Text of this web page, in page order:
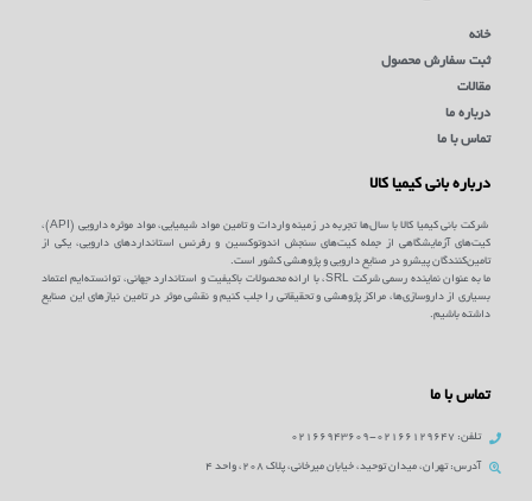
خانه
ثبت سفارش محصول
مقالات
درباره ما
تماس با ما
درباره بانی کیمیا کالا
شرکت بانی کیمیا کالا با سال‌ها تجربه در زمینه واردات و تامین مواد شیمیایی، مواد موثره دارویی (API)،
کیت‌های آزمایشگاهی از جمله کیت‌های سنجش اندوتوکسین و رفرنس استانداردهای دارویی، یکی از
تامین‌کنندگان پیشرو در صنایع دارویی و پژوهشی کشور است.
ما به عنوان نماینده رسمی شرکت SRL، با ارائه محصولات باکیفیت و استاندارد جهانی، توانسته‌ایم اعتماد
بسیاری از داروسازی‌ها، مراکز پژوهشی و تحقیقاتی را جلب کنیم و نقشی موثر در تامین نیازهای این صنایع
داشته باشیم.
تماس با ما
تلفن: 02166129647-02166943609
آدرس: تهران، میدان توحید، خیابان میرخانی، پلاک 208، واحد 4